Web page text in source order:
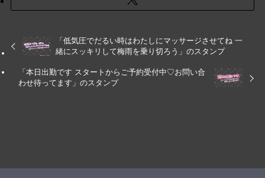
「低気圧でだるい時はわたしにマッサージさせてね 一
緒にスッキリして梅雨を乗り切ろう」のスタンプ
「本日出勤です スタートからご予約受付中♡お問い合
わせ待ってます」のスタンプ